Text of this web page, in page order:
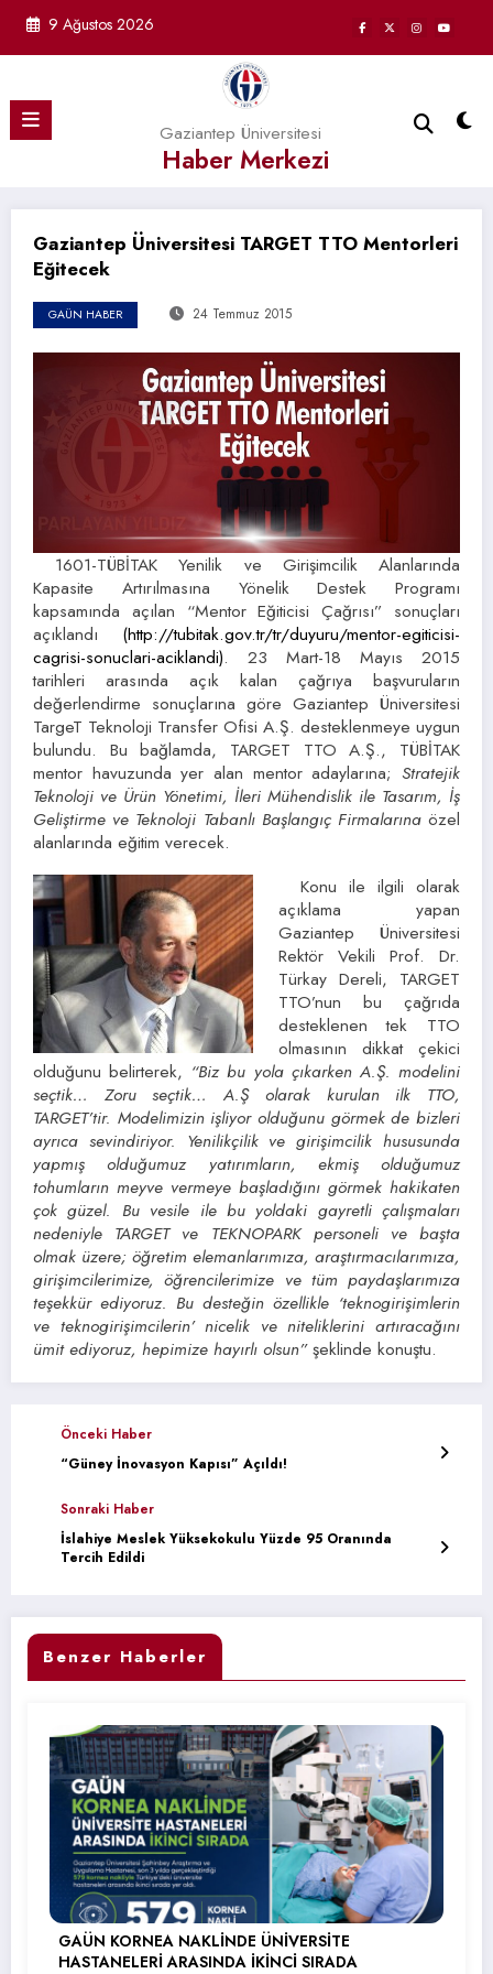
9 Ağustos 2026
Gaziantep Üniversitesi
Haber Merkezi
Gaziantep Üniversitesi TARGET TTO Mentorleri
Eğitecek
GAÜN HABER 24 Temmuz 2015
1601-TÜBİTAK Yenilik ve Girişimcilik Alanlarında
Kapasite Artırılmasına Yönelik Destek Programı
kapsamında açılan “Mentor Eğiticisi Çağrısı” sonuçları
açıklandı
(http://tubitak.gov.tr/tr/duyuru/mentor-egiticisi-
cagrisi-sonuclari-aciklandi).
23 Mart-18 Mayıs 2015
tarihleri arasında açık kalan çağrıya başvuruların
değerlendirme sonuçlarına göre Gaziantep Üniversitesi
TargeT Teknoloji Transfer Ofisi A.Ş. desteklenmeye uygun
bulundu. Bu bağlamda, TARGET TTO A.Ş., TÜBİTAK
mentor havuzunda yer alan mentor adaylarına; Stratejik
Teknoloji ve Ürün Yönetimi, İleri Mühendislik ile Tasarım, İş
Geliştirme ve Teknoloji Tabanlı Başlangıç Firmalarınaözel
alanlarında eğitim verecek.
Konu ile ilgili olarak
açıklama yapan
Gaziantep Üniversitesi
Rektör Vekili Prof. Dr.
Türkay Dereli, TARGET
TTO’nun bu çağrıda
desteklenen tek TTO
olmasının dikkat çekici
olduğunu belirterek, “Biz bu yola çıkarken A.Ş. modelini
seçtik… Zoru seçtik… A.Ş olarak kurulan ilk TTO,
TARGET’tir. Modelimizin işliyor olduğunu görmek de bizleri
ayrıca sevindiriyor. Yenilikçilik ve girişimcilik hususunda
yapmış olduğumuz yatırımların, ekmiş olduğumuz
tohumların meyve vermeye başladığını görmek hakikaten
çok güzel. Bu vesile ile bu yoldaki gayretli çalışmaları
nedeniyle TARGET ve TEKNOPARK personeli ve başta
olmak üzere; öğretim elemanlarımıza, araştırmacılarımıza,
girişimcilerimize, öğrencilerimize ve tüm paydaşlarımıza
teşekkür ediyoruz. Bu desteğin özellikle ‘teknogirişimlerin
ve teknogirişimcilerin’ nicelik ve niteliklerini artıracağını
ümit ediyoruz, hepimize hayırlı olsun”şeklinde konuştu.
Önceki Haber
“Güney İnovasyon Kapısı” Açıldı!
Sonraki Haber
İslahiye Meslek Yüksekokulu Yüzde 95 Oranında
Tercih Edildi
Benzer Haberler
GAÜN KORNEA NAKLİNDE ÜNİVERSİTE
HASTANELERİ ARASINDA İKİNCİ SIRADA